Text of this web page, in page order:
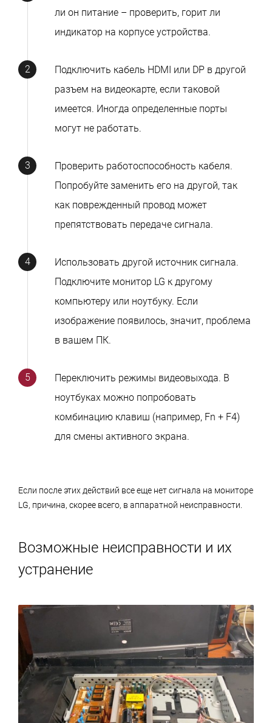
ли он питание – проверить, горит ли
индикатор на корпусе устройства.
Подключить кабель HDMI или DP в другой
разъем на видеокарте, если таковой
имеется. Иногда определенные порты
могут не работать.
Проверить работоспособность кабеля.
Попробуйте заменить его на другой, так
как поврежденный провод может
препятствовать передаче сигнала.
Использовать другой источник сигнала.
Подключите монитор LG к другому
компьютеру или ноутбуку. Если
изображение появилось, значит, проблема
в вашем ПК.
Переключить режимы видеовыхода. В
ноутбуках можно попробовать
комбинацию клавиш (например, Fn + F4)
для смены активного экрана.
Если после этих действий все еще нет сигнала на мониторе
LG, причина, скорее всего, в аппаратной неисправности.
Возможные неисправности и их
устранение